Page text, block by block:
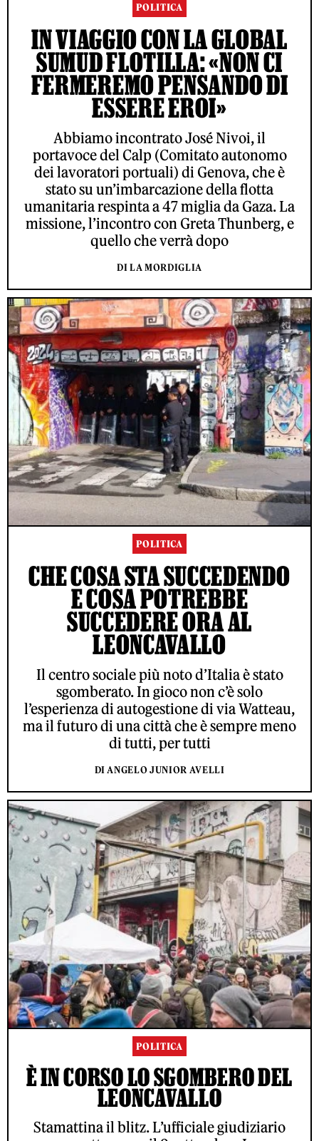
POLITICA
IN VIAGGIO CON LA GLOBAL
SUMUD FLOTILLA: «NON CI
FERMEREMO PENSANDO DI
ESSERE EROI»
Abbiamo incontrato José Nivoi, il
portavoce del Calp (Comitato autonomo
dei lavoratori portuali) di Genova, che è
stato su un’imbarcazione della flotta
umanitaria respinta a 47 miglia da Gaza. La
missione, l’incontro con Greta Thunberg, e
quello che verrà dopo
DI LA MORDIGLIA
POLITICA
CHE COSA STA SUCCEDENDO
E COSA POTREBBE
SUCCEDERE ORA AL
LEONCAVALLO
Il centro sociale più noto d’Italia è stato
sgomberato. In gioco non c’è solo
l’esperienza di autogestione di via Watteau,
ma il futuro di una città che è sempre meno
di tutti, per tutti
DI ANGELO JUNIOR AVELLI
POLITICA
È IN CORSO LO SGOMBERO DEL
LEONCAVALLO
Stamattina il blitz. L’ufficiale giudiziario